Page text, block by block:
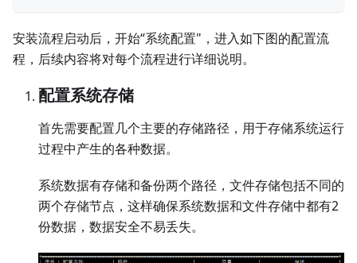
安装流程启动后，开始“系统配置"，进入如下图的配置流
程，后续内容将对每个流程进行详细说明。
配置系统存储
首先需要配置几个主要的存储路径，用于存储系统运行
过程中产生的各种数据。
系统数据有存储和备份两个路径，文件存储包括不同的
两个存储节点，这样确保系统数据和文件存储中都有2
份数据，数据安全不易丢失。